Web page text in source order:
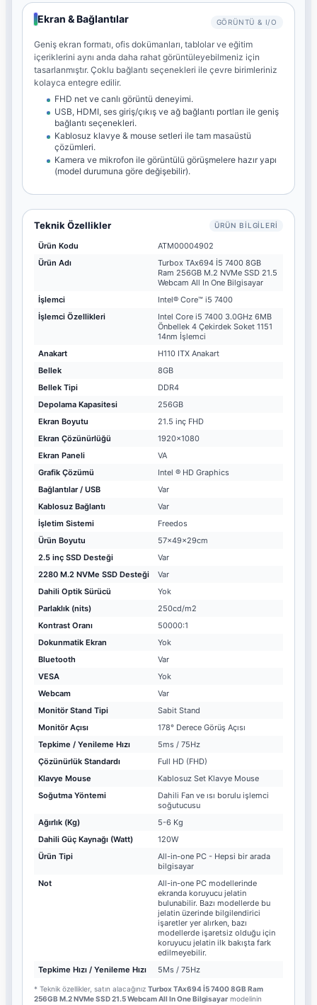
Ekran & Bağlantılar GÖRÜNTÜ & I/O
Geniş ekran formatı, ofis dokümanları, tablolar ve eğitim
içeriklerini aynı anda daha rahat görüntüleyebilmeniz için
tasarlanmıştır. Çoklu bağlantı seçenekleri ile çevre birimleriniz
kolayca entegre edilir.
FHD net ve canlı görüntü deneyimi.
USB, HDMI, ses giriş/çıkış ve ağ bağlantı portları ile geniş
bağlantı seçenekleri.
Kablosuz klavye & mouse setleri ile tam masaüstü
çözümleri.
Kamera ve mikrofon ile görüntülü görüşmelere hazır yapı
(model durumuna göre değişebilir).
Teknik Özellikler ÜRÜN BILGILERI
Ürün Kodu
ATM00004902
Ürün Adı
Turbox TAx694 İ5 7400 8GB
Ram 256GB M.2 NVMe SSD 21.5
Webcam All In One Bilgisayar
İşlemci
Intel® Core™ i5 7400
İşlemci Özellikleri
Intel Core i5 7400 3.0GHz 6MB
Önbellek 4 Çekirdek Soket 1151
14nm İşlemci
Anakart
H110 ITX Anakart
Bellek
8GB
Bellek Tipi
DDR4
Depolama Kapasitesi
256GB
Ekran Boyutu
21.5 inç FHD
Ekran Çözünürlüğü
1920x1080
Ekran Paneli
VA
Grafik Çözümü
Intel ® HD Graphics
Bağlantılar / USB
Var
Kablosuz Bağlantı
Var
İşletim Sistemi
Freedos
Ürün Boyutu
57x49x29cm
2.5 inç SSD Desteği
Var
2280 M.2 NVMe SSD Desteği
Var
Dahili Optik Sürücü
Yok
Parlaklık (nits)
250cd/m2
Kontrast Oranı
50000:1
Dokunmatik Ekran
Yok
Bluetooth
Var
VESA
Yok
Webcam
Var
Monitör Stand Tipi
Sabit Stand
Monitör Açısı
178° Derece Görüş Açısı
Tepkime / Yenileme Hızı
5ms / 75Hz
Çözünürlük Standardı
Full HD (FHD)
Klavye Mouse
Kablosuz Set Klavye Mouse
Soğutma Yöntemi
Dahili Fan ve ısı borulu işlemci
soğutucusu
Ağırlık (Kg)
5-6 Kg
Dahili Güç Kaynağı (Watt)
120W
Ürün Tipi
All-in-one PC - Hepsi bir arada
bilgisayar
Not
All-in-one PC modellerinde
ekranda koruyucu jelatin
bulunabilir. Bazı modellerde bu
jelatin üzerinde bilgilendirici
işaretler yer alırken, bazı
modellerde işaretsiz olduğu için
koruyucu jelatin ilk bakışta fark
edilmeyebilir.
Tepkime Hızı / Yenileme Hızı
5Ms / 75Hz
* Teknik özellikler, satın alacağınız Turbox TAx694 İ5 7400 8GB Ram
256GB M.2 NVMe SSD 21.5 Webcam All In One Bilgisayar modelinin